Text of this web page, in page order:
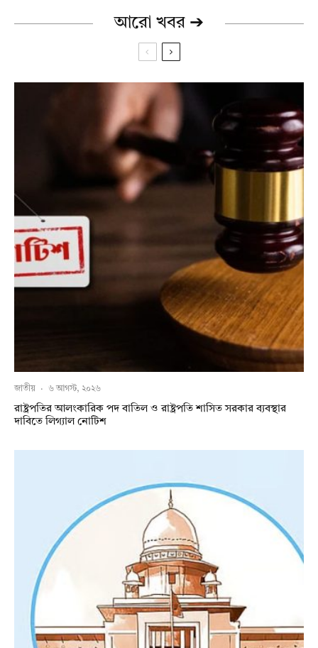
আরো খবর ➔
জাতীয় · ৬ আগস্ট, ২০২৬
রাষ্ট্রপতির আলংকারিক পদ বাতিল ও রাষ্ট্রপতি শাসিত সরকার ব্যবস্থার
দাবিতে লিগ্যাল নোটিশ